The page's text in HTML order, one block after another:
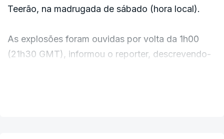
Teerão, na madrugada de sábado (hora local).
As explosões foram ouvidas por volta da 1h00
(21h30 GMT), informou o reporter, descrevendo-